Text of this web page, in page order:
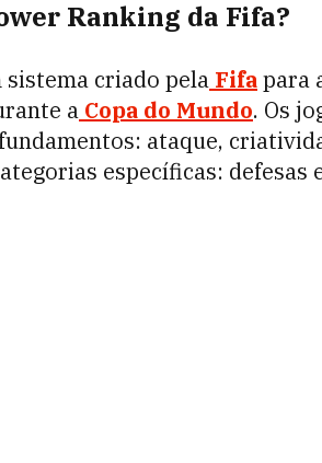
Ranking da Fifa?
sistema criado pela Fifapara
a Copa do Mundo. Os
ataque,
específicas: defesas